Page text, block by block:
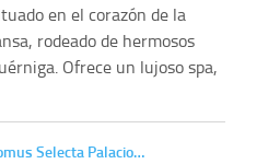
en el corazón de la
rodeado de hermosos
Ofrece un lujoso spa,
Selecta Palacio…